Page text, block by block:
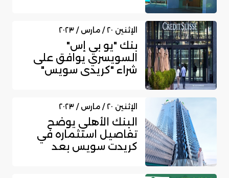
الإثنين ٢٠ / مارس / ٢٠٢٣
بنك "يو بي إس"
السويسري يوافق على
شراء "كريدي سويس"
الإثنين ٢٠ / مارس / ٢٠٢٣
البنك الأهلي يوضح
تفاصيل استثماره في
كريدت سويس بعد